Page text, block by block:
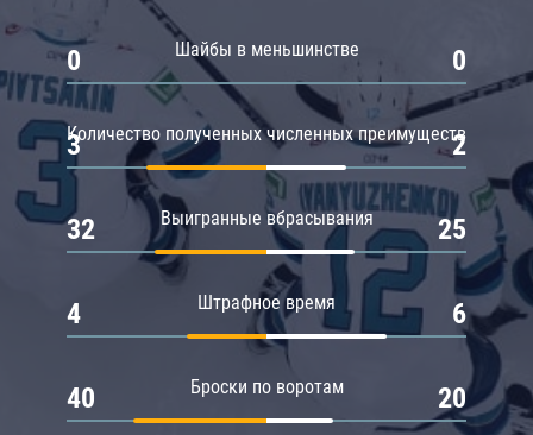
Шайбы в меньшинстве
0 0
Количество полученных численных преимуществ
3 2
Выигранные вбрасывания
32 25
Штрафное время
4 6
Броски по воротам
40 20